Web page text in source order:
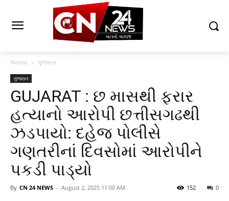
Home ગુજરાત
ગુજરાત
GUJARAT : છ માસથી ફરાર
હત્યાનો આરોપી છત્તીસગઢથી
ઝડપાયો: દહેજ પોલીસે
ગણતરીનાં દિવસોમાં આરોપીને
પકડી પાડ્યો
By CN 24 NEWS - August 2, 2025 11:00 AM 0
152